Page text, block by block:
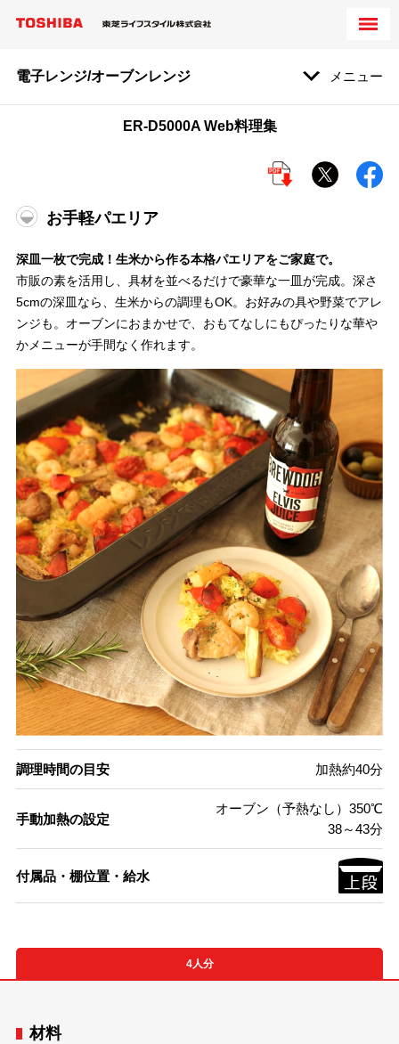
電子レンジ/オーブンレンジ メニュー
ER-D5000A Web料理集
お手軽パエリア
深皿一枚で完成！生米から作る本格パエリアをご家庭で。
市販の素を活用し、具材を並べるだけで豪華な一皿が完成。深さ
5cmの深皿なら、生米からの調理もOK。お好みの具や野菜でアレ
ンジも。オーブンにおまかせで、おもてなしにもぴったりな華や
かメニューが手間なく作れます。
調理時間の目安 加熱約40分
手動加熱の設定
オーブン（予熱なし）350℃
38～43分
付属品・棚位置・給水
4人分
材料